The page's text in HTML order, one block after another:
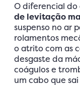
O diferencial do
de levitação
suspenso no ar
rolamentos
o atrito com as
desgaste da
coágulos e
um cabo que